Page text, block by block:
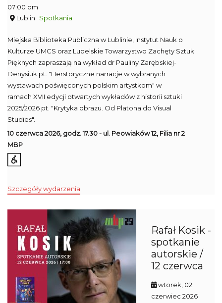
07:00 pm
Lublin
Spotkania
Miejska Biblioteka Publiczna w Lublinie, Instytut Nauk o
Kulturze UMCS oraz Lubelskie Towarzystwo Zachęty Sztuk
Pięknych zapraszają na wykład dr Pauliny Zarębskiej-
Denysiuk pt. "Herstoryczne narracje w wybranych
wystawach poświęconych polskim artystkom" w
ramach XVII edycji otwartych wykładów z historii sztuki
2025/2026 pt. "Krytyka obrazu. Od Platona do Visual
Studies".
10 czerwca 2026, godz. 17.30 - ul. Peowiaków 12, Filia nr 2
MBP
Szczegóły wydarzenia
Rafał Kosik -
spotkanie
autorskie /
12 czerwca
wtorek, 02
czerwiec 2026